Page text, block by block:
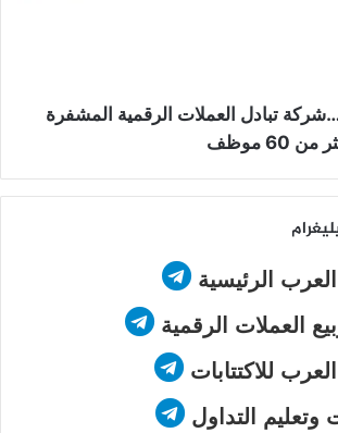
تبادل العملات الرقمية المشفرة
العرب الرئيسية
العملات الرقمية
للاكتتابات
وتعليم التداول